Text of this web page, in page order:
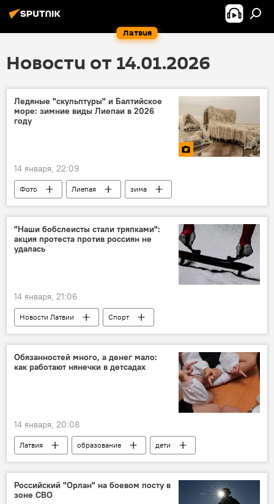
Латвия
Новости от 14.01.2026
Ледяные "скульптуры" и Балтийское
море: зимние виды Лиепаи в 2026
году
14 января, 22:09
Фото Лиепая
зима
Балтийское море
лед
"Наши бобслеисты стали тряпками":
акция протеста против россиян не
удалась
14 января, 21:06
Новости Латвии
Спорт
Латвийская федерация бобслея и скелетона
Обязанностей много, а денег мало:
как работают нянечки в детсадах
14 января, 20:08
Латвия образование
дети
Латвийский профсоюз работников образования и науки
жалоба
Российский "Орлан" на боевом посту в
зоне СВО